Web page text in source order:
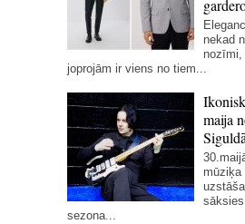
nekad
nozīmi,
joprojām ir viens no tiem...
maija
mūziķa
sezona...